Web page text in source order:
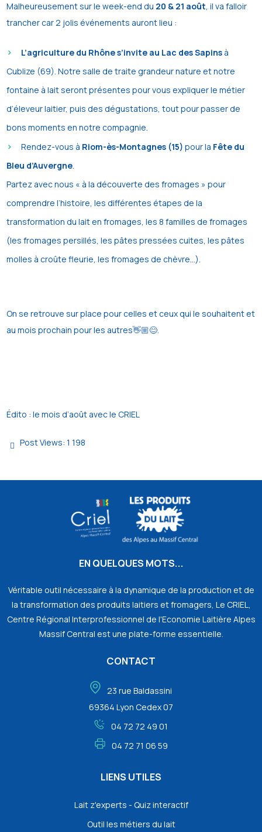
Malheureusement sur le week-end du 20 & 21 août, il va falloir
trancher car 2 jolis événements auront lieu :
L’agriculture du Rhône s’invite au Lac des Sapins à
Cublize (69). Notre salle de traite grandeur nature et notre
fontaine à lait seront présentes pour vous expliquer le métier
d’éleveur laitier, puis des dégustations, tout pour passer de
bons moments en notre compagnie.
Rendez-vous à Riom-ès-Montagnes (15) pour la Fête du
Bleu d’Auvergne.
Partez avec nous « à la découverte des fromages » pour
comprendre l’histoire, les différentes étapes de la
transformation du lait en fromages, les 8 familles de fromages
(les fromages persillés, les pâtes pressées cuites, les pâtes
molles à croûte fleurie, les fromages de chèvre…).
On se retrouve sur place pour celles et ceux qui le souhaitent et
au mois prochain pour les autres👋🏼😊.
Édito : le mois d’août avec le CRIEL
Post Views: 1 198
EN QUELQUES MOTS...
Véritable outil nécessaire à la dynamique de la production et de
la transformation des produits laitiers et fromagers, Le CRIEL,
Centre Régional Interprofessionnel de l'Economie Laitière Alpes
Massif Central est une plate-forme essentielle.
CONTACT
23 rue Baldassini
69364 Lyon Cedex 07
04 72 72 49 01
04 72 71 06 59
LIENS UTILES
Lait z'experts - Quiz interactif
Outil les métiers du lait